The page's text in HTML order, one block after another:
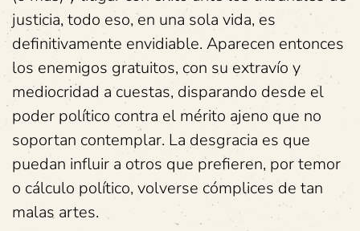
justicia, todo eso, en una sola vida, es
definitivamente envidiable. Aparecen entonces
los enemigos gratuitos, con su extravío y
mediocridad a cuestas, disparando desde el
poder político contra el mérito ajeno que no
soportan contemplar. La desgracia es que
puedan influir a otros que prefieren, por temor
o cálculo político, volverse cómplices de tan
malas artes.